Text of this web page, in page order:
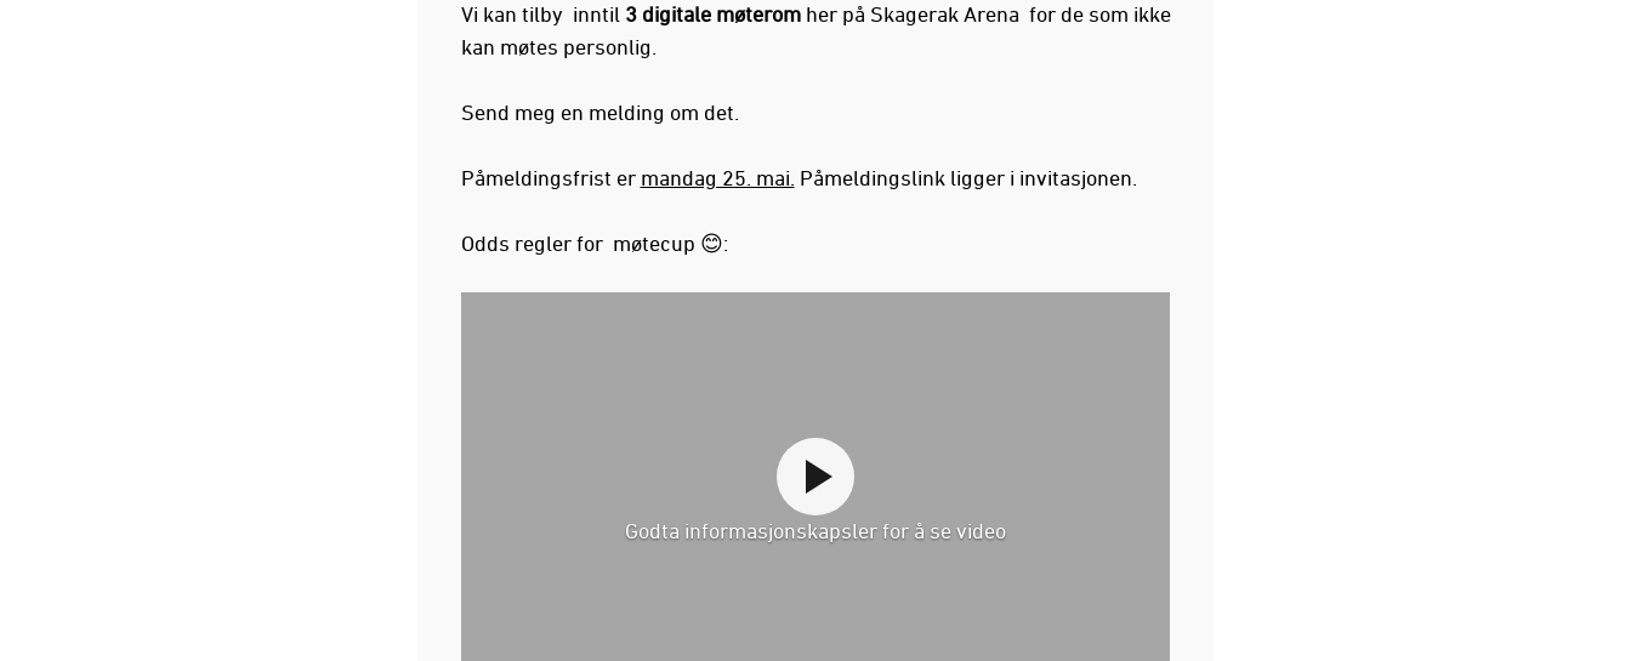
Vi kan tilby inntil 3 digitale møteromher på Skagerak Arena for de som ikke
kan møtes personlig.
Send meg en melding om det.
Påmeldingsfrist er mandag 25. mai. Påmeldingslink ligger i invitasjonen.
Odds regler for møtecup 😊:
Godta informasjonskapsler for å se video